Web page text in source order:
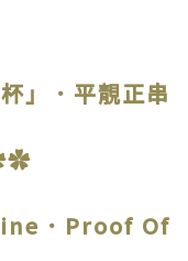
」．平靚正串
．Proof Of